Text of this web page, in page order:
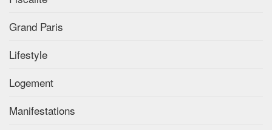
Grand Paris
Lifestyle
Logement
Manifestations